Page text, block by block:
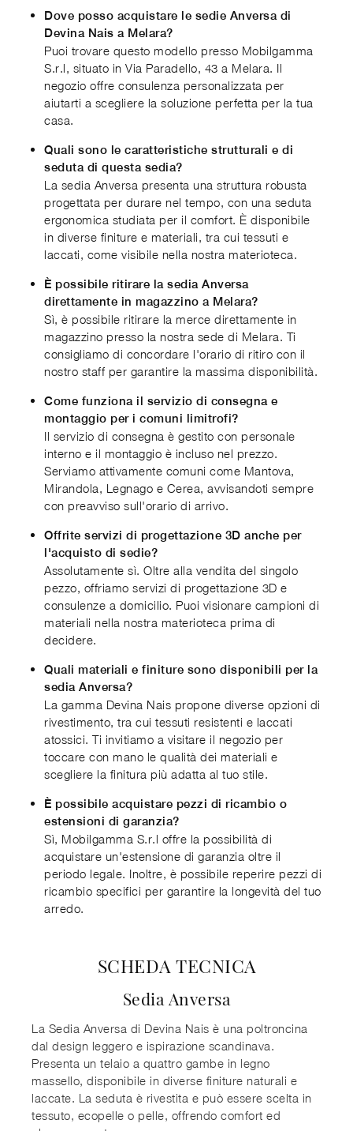
Dove posso acquistare le sedie Anversa di
Devina Nais a Melara?
Puoi trovare questo modello presso Mobilgamma
S.r.l, situato in Via Paradello, 43 a Melara. Il
negozio offre consulenza personalizzata per
aiutarti a scegliere la soluzione perfetta per la tua
casa.
Quali sono le caratteristiche strutturali e di
seduta di questa sedia?
La sedia Anversa presenta una struttura robusta
progettata per durare nel tempo, con una seduta
ergonomica studiata per il comfort. È disponibile
in diverse finiture e materiali, tra cui tessuti e
laccati, come visibile nella nostra materioteca.
È possibile ritirare la sedia Anversa
direttamente in magazzino a Melara?
Sì, è possibile ritirare la merce direttamente in
magazzino presso la nostra sede di Melara. Ti
consigliamo di concordare l'orario di ritiro con il
nostro staff per garantire la massima disponibilità.
Come funziona il servizio di consegna e
montaggio per i comuni limitrofi?
Il servizio di consegna è gestito con personale
interno e il montaggio è incluso nel prezzo.
Serviamo attivamente comuni come Mantova,
Mirandola, Legnago e Cerea, avvisandoti sempre
con preavviso sull'orario di arrivo.
Offrite servizi di progettazione 3D anche per
l'acquisto di sedie?
Assolutamente sì. Oltre alla vendita del singolo
pezzo, offriamo servizi di progettazione 3D e
consulenze a domicilio. Puoi visionare campioni di
materiali nella nostra materioteca prima di
decidere.
Quali materiali e finiture sono disponibili per la
sedia Anversa?
La gamma Devina Nais propone diverse opzioni di
rivestimento, tra cui tessuti resistenti e laccati
atossici. Ti invitiamo a visitare il negozio per
toccare con mano le qualità dei materiali e
scegliere la finitura più adatta al tuo stile.
È possibile acquistare pezzi di ricambio o
estensioni di garanzia?
Sì, Mobilgamma S.r.l offre la possibilità di
acquistare un'estensione di garanzia oltre il
periodo legale. Inoltre, è possibile reperire pezzi di
ricambio specifici per garantire la longevità del tuo
arredo.
SCHEDA TECNICA
Sedia Anversa
La Sedia Anversa di Devina Nais è una poltroncina
dal design leggero e ispirazione scandinava.
Presenta un telaio a quattro gambe in legno
massello, disponibile in diverse finiture naturali e
laccate. La seduta è rivestita e può essere scelta in
tessuto, ecopelle o pelle, offrendo comfort ed